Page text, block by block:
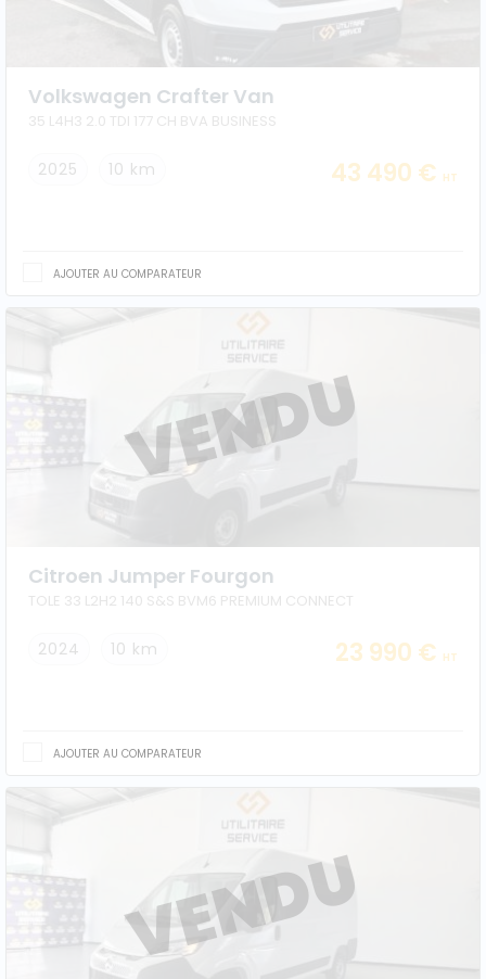
Volkswagen Crafter Van
35 L4H3 2.0 TDI 177 CH BVA BUSINESS
2025 10 km 43 490 € HT
AJOUTER AU COMPARATEUR
Citroen Jumper Fourgon
TOLE 33 L2H2 140 S&S BVM6 PREMIUM CONNECT
2024 10 km 23 990 € HT
AJOUTER AU COMPARATEUR